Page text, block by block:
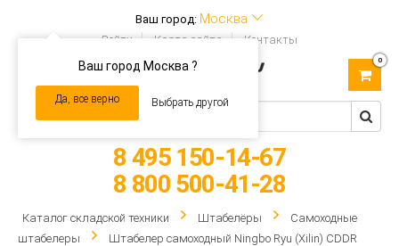
Ваш город: Москва
Ваш город Москва ?
Да, все верно Выбрать другой
Войти Карта сайта Контакты
navigation
0
8 495 150-14-67
8 800 500-41-28
Каталог складской техники Штабелёры
Самоходные
штабелеры
Штабелер самоходный Ningbo Ryu (Xilin) CDDR